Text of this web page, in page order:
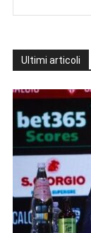
Ultimi articoli